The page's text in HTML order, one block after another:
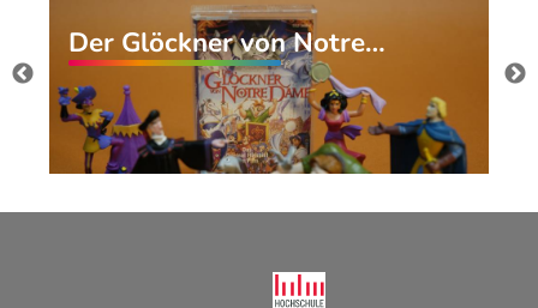
Der Glöckner von Notre…